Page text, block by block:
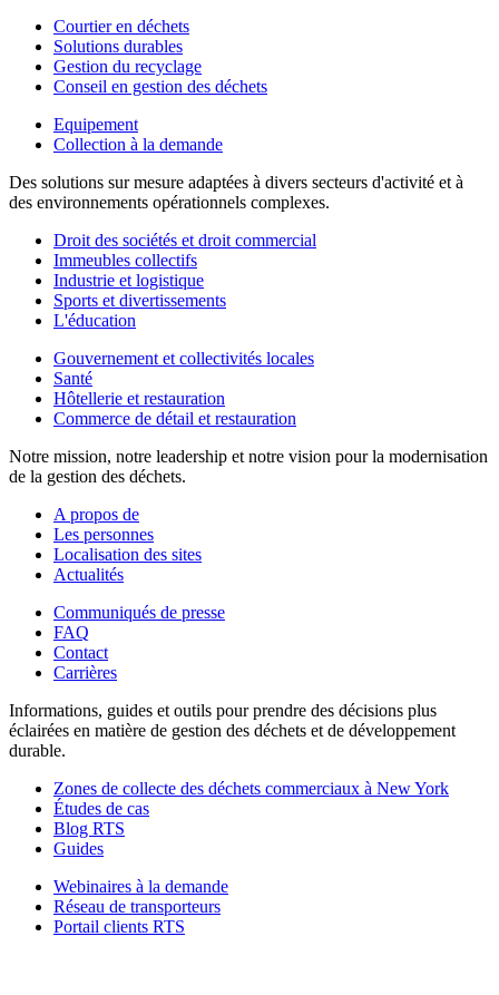
Courtier en déchets
Solutions durables
Gestion du recyclage
Conseil en gestion des déchets
Equipement
Collection à la demande
Des solutions sur mesure adaptées à divers secteurs d'activité et à
des environnements opérationnels complexes.
Droit des sociétés et droit commercial
Immeubles collectifs
Industrie et logistique
Sports et divertissements
L'éducation
Gouvernement et collectivités locales
Santé
Hôtellerie et restauration
Commerce de détail et restauration
Notre mission, notre leadership et notre vision pour la modernisation
de la gestion des déchets.
A propos de
Les personnes
Localisation des sites
Actualités
Communiqués de presse
FAQ
Contact
Carrières
Informations, guides et outils pour prendre des décisions plus
éclairées en matière de gestion des déchets et de développement
durable.
Zones de collecte des déchets commerciaux à New York
Études de cas
Blog RTS
Guides
Webinaires à la demande
Réseau de transporteurs
Portail clients RTS